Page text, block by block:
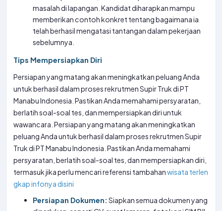
masalah di lapangan. Kandidat diharapkan mampu
memberikan contoh konkret tentang bagaimana ia
telah berhasil mengatasi tantangan dalam pekerjaan
sebelumnya.
Tips Mempersiapkan Diri
Persiapan yang matang akan meningkatkan peluang Anda
untuk berhasil dalam proses rekrutmen Supir Truk di PT
Manabu Indonesia. Pastikan Anda memahami persyaratan,
berlatih soal-soal tes, dan mempersiapkan diri untuk
wawancara. Persiapan yang matang akan meningkatkan
peluang Anda untuk berhasil dalam proses rekrutmen Supir
Truk di PT Manabu Indonesia. Pastikan Anda memahami
persyaratan, berlatih soal-soal tes, dan mempersiapkan diri,
termasuk jika perlu mencari referensi tambahanwisata terlen
gkap infonya disini
Persiapan Dokumen: Siapkan semua dokumen yang